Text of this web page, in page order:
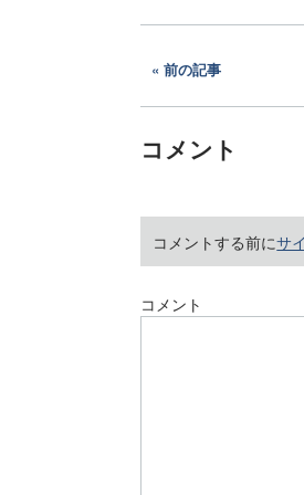
前の記事
コメント
コメントする前にサ
コメント